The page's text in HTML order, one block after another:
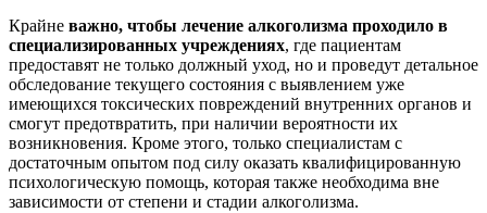
Крайне важно, чтобы лечение алкоголизма проходило в
специализированных учреждениях, где пациентам
предоставят не только должный уход, но и проведут детальное
обследование текущего состояния с выявлением уже
имеющихся токсических повреждений внутренних органов и
смогут предотвратить, при наличии вероятности их
возникновения. Кроме этого, только специалистам с
достаточным опытом под силу оказать квалифицированную
психологическую помощь, которая также необходима вне
зависимости от степени и стадии алкоголизма.